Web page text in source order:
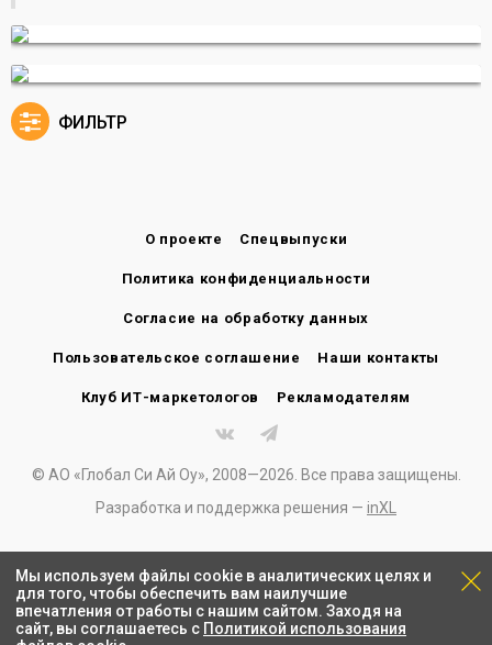
ФИЛЬТР
О проекте Спецвыпуски
Политика конфиденциальности
Согласие на обработку данных
Пользовательское соглашение Наши контакты
Клуб ИТ-маркетологов Рекламодателям
© АО «Глобал Си Ай Оу», 2008—2026. Все права защищены.
Разработка и поддержка решения — inXL
Мы используем файлы cookie в аналитических целях и
для того, чтобы обеспечить вам наилучшие
впечатления от работы с нашим сайтом. Заходя на
сайт, вы соглашаетесь с Политикой использования